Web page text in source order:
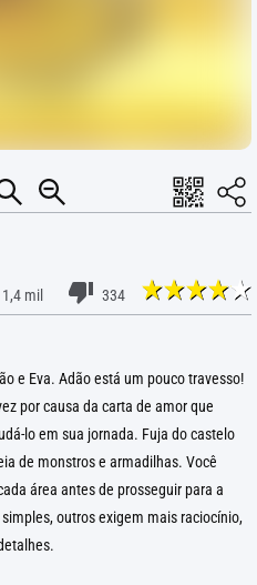
1,4 mil 334
e Eva. Adão está um pouco travesso!
por causa da carta de amor que
lo em sua jornada. Fuja do castelo
de monstros e armadilhas. Você
área antes de prosseguir para a
outros exigem mais raciocínio,